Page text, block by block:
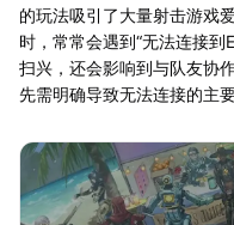
的玩法吸引了大量射击游戏
时，常常会遇到“无法连接到
扫兴，还会影响到与队友协
先需明确导致无法连接的主要